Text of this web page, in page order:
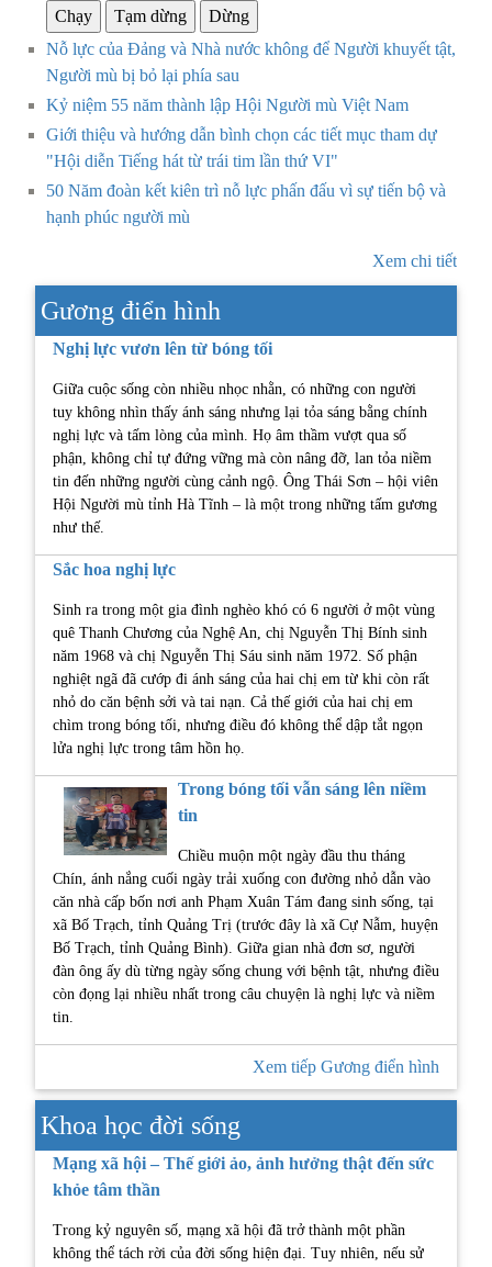
Chạy Tạm dừng
Dừng
Nỗ lực của Đảng và Nhà nước không để Người khuyết tật,
Người mù bị bỏ lại phía sau
Kỷ niệm 55 năm thành lập Hội Người mù Việt Nam
Giới thiệu và hướng dẫn bình chọn các tiết mục tham dự
"Hội diễn Tiếng hát từ trái tim lần thứ VI"
50 Năm đoàn kết kiên trì nỗ lực phấn đấu vì sự tiến bộ và
hạnh phúc người mù
Xem chi tiết
Gương điển hình
Nghị lực vươn lên từ bóng tối
Giữa cuộc sống còn nhiều nhọc nhằn, có những con người
tuy không nhìn thấy ánh sáng nhưng lại tỏa sáng bằng chính
nghị lực và tấm lòng của mình. Họ âm thầm vượt qua số
phận, không chỉ tự đứng vững mà còn nâng đỡ, lan tỏa niềm
tin đến những người cùng cảnh ngộ. Ông Thái Sơn – hội viên
Hội Người mù tỉnh Hà Tĩnh – là một trong những tấm gương
như thế.
Sắc hoa nghị lực
Sinh ra trong một gia đình nghèo khó có 6 người ở một vùng
quê Thanh Chương của Nghệ An, chị Nguyễn Thị Bính sinh
năm 1968 và chị Nguyễn Thị Sáu sinh năm 1972. Số phận
nghiệt ngã đã cướp đi ánh sáng của hai chị em từ khi còn rất
nhỏ do căn bệnh sởi và tai nạn. Cả thế giới của hai chị em
chìm trong bóng tối, nhưng điều đó không thể dập tắt ngọn
lửa nghị lực trong tâm hồn họ.
Trong bóng tối vẫn sáng lên niềm
tin
Chiều muộn một ngày đầu thu tháng
Chín, ánh nắng cuối ngày trải xuống con đường nhỏ dẫn vào
căn nhà cấp bốn nơi anh Phạm Xuân Tám đang sinh sống, tại
xã Bố Trạch, tỉnh Quảng Trị (trước đây là xã Cự Nẫm, huyện
Bố Trạch, tỉnh Quảng Bình). Giữa gian nhà đơn sơ, người
đàn ông ấy dù từng ngày sống chung với bệnh tật, nhưng điều
còn đọng lại nhiều nhất trong câu chuyện là nghị lực và niềm
tin.
Xem tiếp Gương điển hình
Khoa học đời sống
Mạng xã hội – Thế giới ảo, ảnh hưởng thật đến sức
khỏe tâm thần
Trong kỷ nguyên số, mạng xã hội đã trở thành một phần
không thể tách rời của đời sống hiện đại. Tuy nhiên, nếu sử